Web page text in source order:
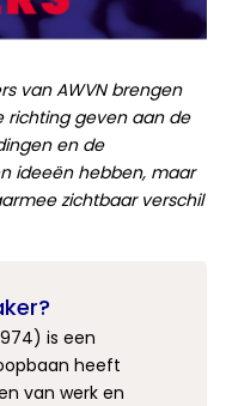
van AWVN brengen
richting geven aan de
en de
ideeën hebben, maar
zichtbaar verschil
is een
heeft
van werk en